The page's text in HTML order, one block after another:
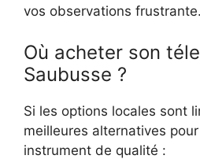
vos observations frustrante.
Où acheter son
Saubusse ?
Si les options locales sont
meilleures alternatives
instrument de qualité :